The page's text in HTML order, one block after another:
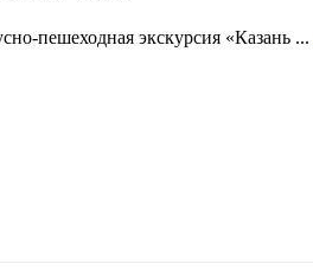
пешеходная экскурсия «Казань ...